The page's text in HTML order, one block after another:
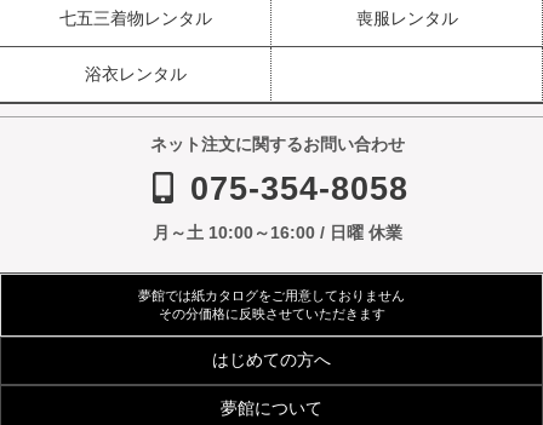
七五三着物レンタル 喪服レンタル
浴衣レンタル
ネット注文に関するお問い合わせ
075-354-8058
月～土 10:00～16:00 / 日曜 休業
夢館では紙カタログをご用意しておりません
その分価格に反映させていただきます
はじめての方へ
夢館について